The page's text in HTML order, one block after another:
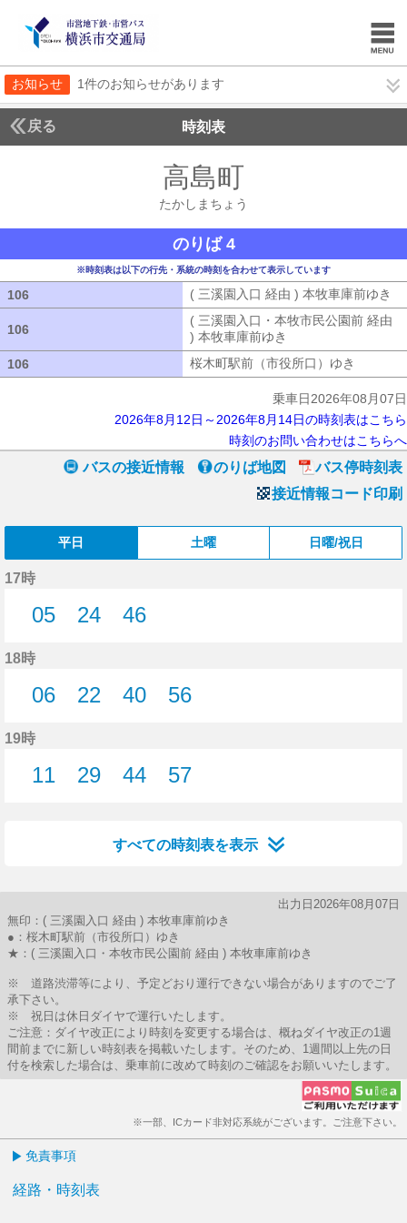
お知らせ 1件のお知らせがあります
戻る 時刻表
高島町
たかしまちょう
のりば 4
※時刻表は以下の行先・系統の時刻を合わせて表示しています
106 ( 三溪園入口 経由 ) 本牧車庫前ゆき
106
( 三溪園入口・本牧市民公園前 経由
) 本牧車庫前ゆき
106
桜木町駅前（市役所口）ゆき
乗車日2026年08月07日
2026年8月12日～2026年8月14日の時刻表はこちら
時刻のお問い合わせはこちらへ
バスの接近情報 のりば地図
バス停時刻表
接近情報コード印刷
平日 土曜 日曜/祝日
17時
05
24
46
18時
06
22
40
56
19時
11
29
44
57
すべての時刻表を表示
出力日2026年08月07日
無印：( 三溪園入口 経由 ) 本牧車庫前ゆき
●：桜木町駅前（市役所口）ゆき
★：( 三溪園入口・本牧市民公園前 経由 ) 本牧車庫前ゆき
※ 道路渋滞等により、予定どおり運行できない場合がありますのでご了
承下さい。
※ 祝日は休日ダイヤで運行いたします。
ご注意：ダイヤ改正により時刻を変更する場合は、概ねダイヤ改正の1週
間前までに新しい時刻表を掲載いたします。そのため、1週間以上先の日
付を検索した場合は、乗車前に改めて時刻のご確認をお願いいたします。
※一部、ICカード非対応系統がございます。ご注意下さい。
免責事項
経路・時刻表